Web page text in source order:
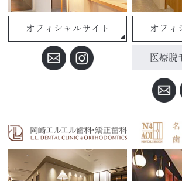
オフィシャルサイト オフィ
医療脱